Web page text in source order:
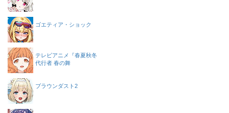
ゴエティア・ショック
テレビアニメ『春夏秋冬
代行者 春の舞
ブラウンダスト2